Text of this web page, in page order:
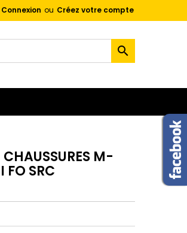
Connexion ou Créez votre compte

M-
FO SRC